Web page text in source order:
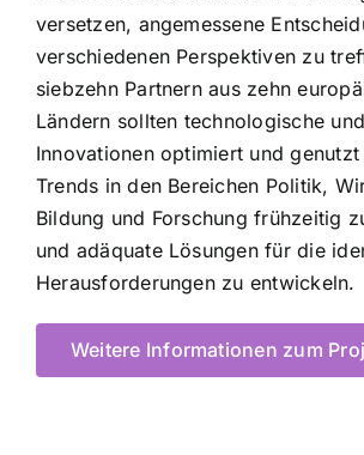
versetzen, angemessene
verschiedenen Perspektiven zu
siebzehn Partnern aus zehn
Ländern sollten technologische
Innovationen optimiert und
Trends in den Bereichen Politik,
Bildung und Forschung frühzeitig
und adäquate Lösungen für die
Herausforderungen zu entwickeln.
Weitere Informationen zum